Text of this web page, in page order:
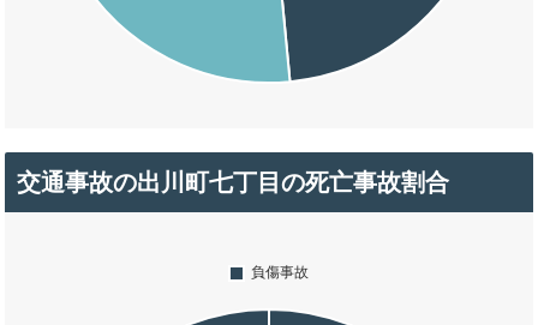
交通事故の出川町七丁目の死亡事故割合